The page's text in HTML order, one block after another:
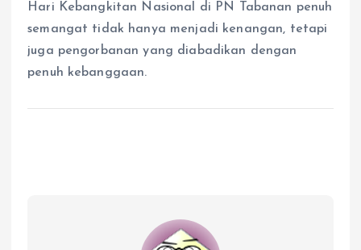
Hari Kebangkitan Nasional di PN Tabanan penuh
semangat tidak hanya menjadi kenangan, tetapi
juga pengorbanan yang diabadikan dengan
penuh kebanggaan.